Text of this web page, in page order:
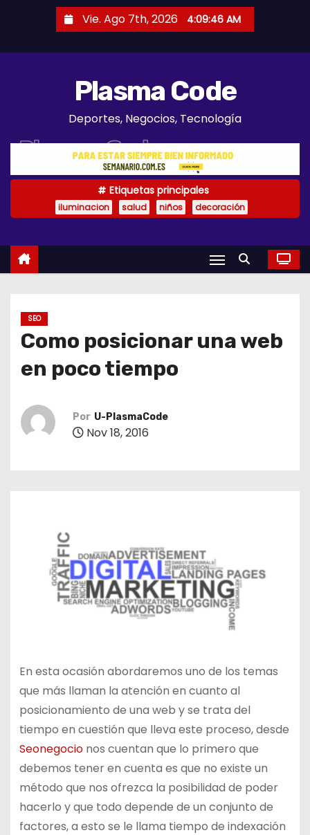
Vie. Ago 7th, 2026 4:09:47 AM
Plasma Code
Deportes, Negocios, Tecnología
Etiquetas principales
iluminacion salud niños decoración
SEO
Como posicionar una web
en poco tiempo
Por U-PlasmaCode
Nov 18, 2016
En esta ocasión abordaremos uno de los temas
que más llaman la atención en cuanto al
posicionamiento de una web y se trata del
tiempo en cuestión que lleva este proceso, desde
Seonegocionos cuentan que lo primero que
debemos tener en cuenta es que no existe un
método que nos ofrezca la posibilidad de poder
hacerlo y que todo depende de un conjunto de
factores, a esto se le llama tiempo de indexación